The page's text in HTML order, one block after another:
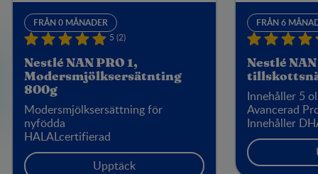
FRÅN 0 MÅNADER
5 (2)
Nestlé NAN PRO 1,
Modersmjölksersätnting
800g
Modersmjölksersättning för
nyfödda
HALALcertifierad
Upptäck
FRÅN 6
Nestlé
Innehåller 5
Avancerad
Innehåller